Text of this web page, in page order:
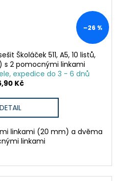
–26 %
Školáček 511, A5, 10 listů,
s 2 pomocnými linkami
expedice do 3 - 6 dnů
Kč
DETAIL
linkami (20 mm) a dvěma
linkami